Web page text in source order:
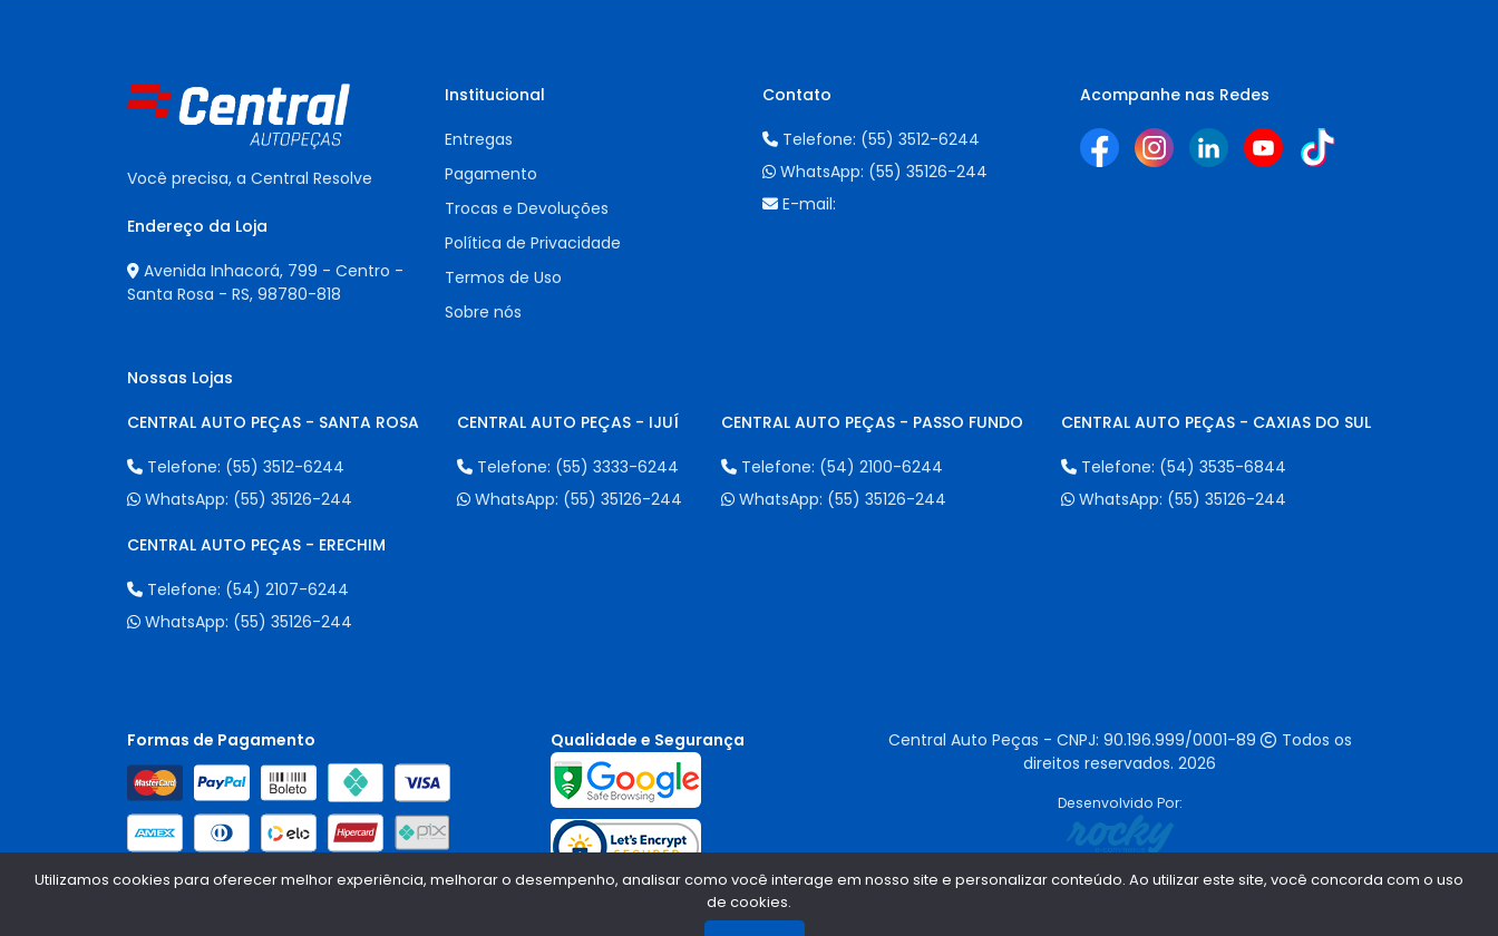
Você precisa, a Central Resolve
Endereço da Loja
Avenida Inhacorá, 799 - Centro -
Santa Rosa - RS, 98780-818
Institucional
Entregas
Pagamento
Trocas e Devoluções
Política de Privacidade
Termos de Uso
Sobre nós
Contato
Telefone: (55) 3512-6244
WhatsApp: (55) 35126-244
E-mail:
Acompanhe nas Redes
Nossas Lojas
CENTRAL AUTO PEÇAS - SANTA ROSA
Telefone: (55) 3512-6244
WhatsApp: (55) 35126-244
CENTRAL AUTO PEÇAS - IJUÍ
Telefone: (55) 3333-6244
WhatsApp: (55) 35126-244
CENTRAL AUTO PEÇAS - PASSO FUNDO
Telefone: (54) 2100-6244
WhatsApp: (55) 35126-244
CENTRAL AUTO PEÇAS - CAXIAS DO SUL
Telefone: (54) 3535-6844
WhatsApp: (55) 35126-244
CENTRAL AUTO PEÇAS - ERECHIM
Telefone: (54) 2107-6244
WhatsApp: (55) 35126-244
Formas de Pagamento Qualidade e Segurança Central Auto Peças - CNPJ: 90.196.999/0001-89
Todos os
direitos reservados. 2026
Desenvolvido Por:
Utilizamos cookies para oferecer melhor experiência, melhorar o desempenho, analisar como você interage em nosso site e personalizar conteúdo. Ao utilizar este site, você concorda com o uso
de cookies.